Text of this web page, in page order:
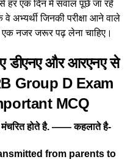
हर एक दिन में सवाल पूछे जा रहे
अभ्यर्थी जिनकी परीक्षा आने वाले
एक नजर जरूर पढ़ लेना चाहिए।
डीएनए और आरएनए से
Group D Exam
MCQ
मंचरित होते है. —— कहलाते है-
from parents to